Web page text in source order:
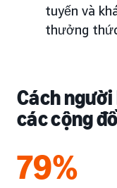
tuyến và
thưởng
Cách
các cộng
79%